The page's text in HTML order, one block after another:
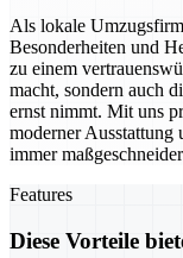
Als lokale
Besonderheiten und
zu einem
macht, sondern auch
ernst nimmt. Mit uns
moderner Ausstattung
immer
Features
Diese Vorteile